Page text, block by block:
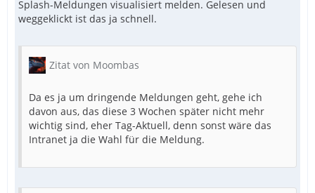
Splash-Meldungen visualisiert melden. Gelesen und
weggeklickt ist das ja schnell.
Zitat von Moombas
Da es ja um dringende Meldungen geht, gehe ich
davon aus, das diese 3 Wochen später nicht mehr
wichtig sind, eher Tag-Aktuell, denn sonst wäre das
Intranet ja die Wahl für die Meldung.